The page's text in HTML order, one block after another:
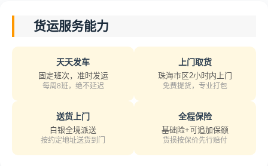
货运服务能力
天天发车
固定班次，准时发运
每周8班，绝不延迟
上门取货
珠海市区2小时内上门
免费提货，专业打包
送货上门
白银全境派送
按约定地址送货到门
全程保险
基础险+可追加保额
货损按保价先行赔付